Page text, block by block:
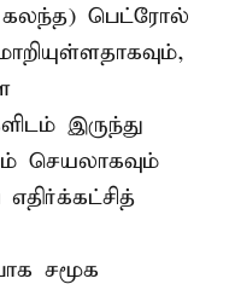
பெட்ரோல்
இருந்து
செயலாகவும்
சமூக